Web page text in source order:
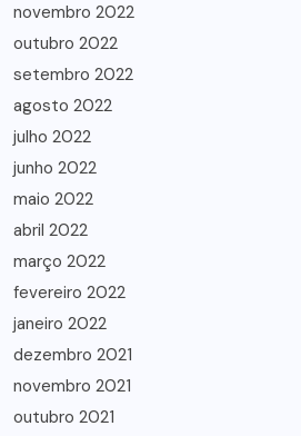
novembro 2022
outubro 2022
setembro 2022
agosto 2022
julho 2022
junho 2022
maio 2022
abril 2022
março 2022
fevereiro 2022
janeiro 2022
dezembro 2021
novembro 2021
outubro 2021